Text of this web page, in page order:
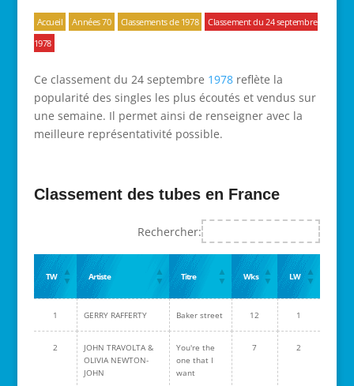
Accueil Années 70 Classements de 1978
Classement du 24 septembre
1978
Ce classement du 24 septembre 1978reflète la
popularité des singles les plus écoutés et vendus sur
une semaine. Il permet ainsi de renseigner avec la
meilleure représentativité possible.
Classement des tubes en France
Rechercher:
TW Artiste Titre Wks LW
1 GERRY RAFFERTY Baker street 12 1
2
JOHN TRAVOLTA &
OLIVIA NEWTON-
JOHN
You're the
one that I
want
7 2